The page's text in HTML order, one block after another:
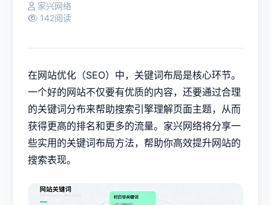
家兴网络
142阅读
在网站优化（SEO）中，关键词布局是核心环节。
一个好的网站不仅要有优质的内容，还要通过合理
的关键词分布来帮助搜索引擎理解页面主题，从而
获得更高的排名和更多的流量。家兴网络将分享一
些实用的关键词布局方法，帮助你高效提升网站的
搜索表现。